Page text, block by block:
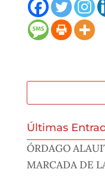
Últimas
ÓRDAGO
MARCADA DE